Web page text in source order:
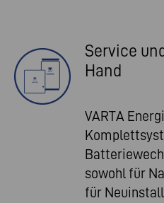
Service
Hand
VARTA
sowohl für
für